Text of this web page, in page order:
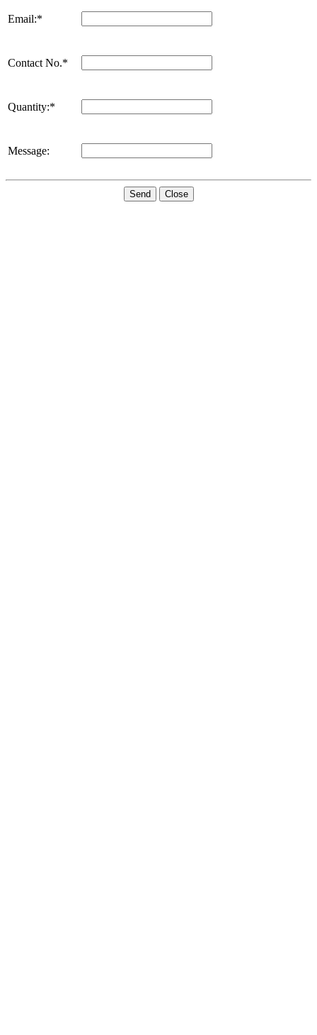
Email:*
Contact No.*
Quantity:*
Message:
Send Close